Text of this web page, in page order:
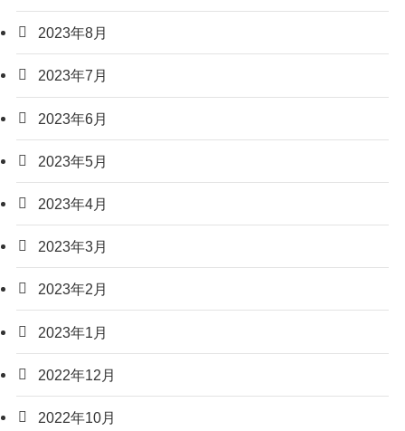
2023年8月
2023年7月
2023年6月
2023年5月
2023年4月
2023年3月
2023年2月
2023年1月
2022年12月
2022年10月